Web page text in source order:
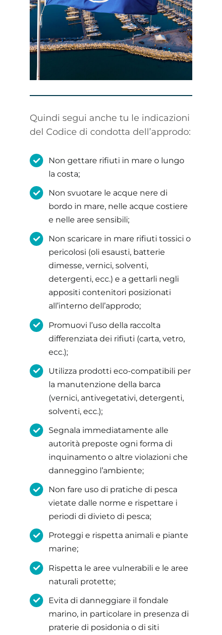
Quindi segui anche tu le indicazioni
del Codice di condotta dell’approdo:
Non gettare rifiuti in mare o lungo
la costa;
Non svuotare le acque nere di
bordo in mare, nelle acque costiere
e nelle aree sensibili;
Non scaricare in mare rifiuti tossici o
pericolosi (oli esausti, batterie
dimesse, vernici, solventi,
detergenti, ecc.) e a gettarli negli
appositi contenitori posizionati
all’interno dell’approdo;
Promuovi l’uso della raccolta
differenziata dei rifiuti (carta, vetro,
ecc.);
Utilizza prodotti eco-compatibili per
la manutenzione della barca
(vernici, antivegetativi, detergenti,
solventi, ecc.);
Segnala immediatamente alle
autorità preposte ogni forma di
inquinamento o altre violazioni che
danneggino l’ambiente;
Non fare uso di pratiche di pesca
vietate dalle norme e rispettare i
periodi di divieto di pesca;
Proteggi e rispetta animali e piante
marine;
Rispetta le aree vulnerabili e le aree
naturali protette;
Evita di danneggiare il fondale
marino, in particolare in presenza di
praterie di posidonia o di siti